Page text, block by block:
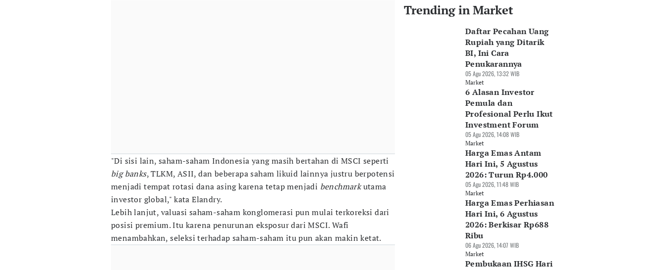
"Di sisi lain, saham-saham Indonesia yang masih bertahan di MSCI seperti
big banks, TLKM, ASII, dan beberapa saham likuid lainnya justru berpotensi
menjadi tempat rotasi dana asing karena tetap menjadi benchmarkutama
investor global," kata Elandry.
Lebih lanjut, valuasi saham-saham konglomerasi pun mulai terkoreksi dari
posisi premium. Itu karena penurunan eksposur dari MSCI. Wafi
menambahkan, seleksi terhadap saham-saham itu pun akan makin ketat.
Trending in Market
Daftar Pecahan Uang
Rupiah yang Ditarik
BI, Ini Cara
Penukarannya
05 Agu 2026, 13:32 WIB
Market
6 Alasan Investor
Pemula dan
Profesional Perlu Ikut
Investment Forum
05 Agu 2026, 14:08 WIB
Market
Harga Emas Antam
Hari Ini, 5 Agustus
2026: Turun Rp4.000
05 Agu 2026, 11:48 WIB
Market
Harga Emas Perhiasan
Hari Ini, 6 Agustus
2026: Berkisar Rp688
Ribu
06 Agu 2026, 14:07 WIB
Market
Pembukaan IHSG Hari